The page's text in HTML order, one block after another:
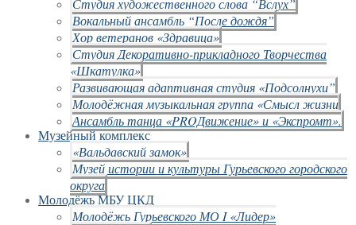
Студия художественного слова “Вслух”
Вокальный ансамбль “После дождя”
Хор ветеранов «Здравица»
Студия Декоративно-прикладного Творчества
«Шкатулка»
Развивающая адаптивная студия «Подсолнухи”
Молодёжная музыкальная группа «Смысл жизни
Ансамбль танца «PROДвижение» и «Экспромт».
Музейный комплекс
«Вальдавский замок»
Музей истории и культуры Гурьевского городского
округа
Молодёжь МБУ ЦКД
Молодёжь Гурьевского МО I «Лидер»